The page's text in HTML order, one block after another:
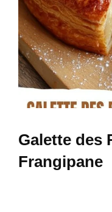
Galette des
Frangipane